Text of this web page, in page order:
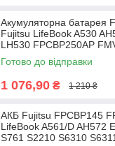
Акумуляторна батарея
Fujitsu LifeBook A530
LH530 FPCBP250AP
Готово до відправки
1 076,90 ₴ 1 210 ₴
АКБ Fujitsu FPCBP145
LifeBook A561/D AH572
S761 S2210 S6310